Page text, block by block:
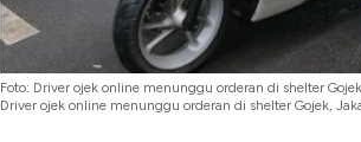
Foto: Driver ojek online menunggu orderan di shelter
Driver ojek online menunggu orderan di shelter Gojek,